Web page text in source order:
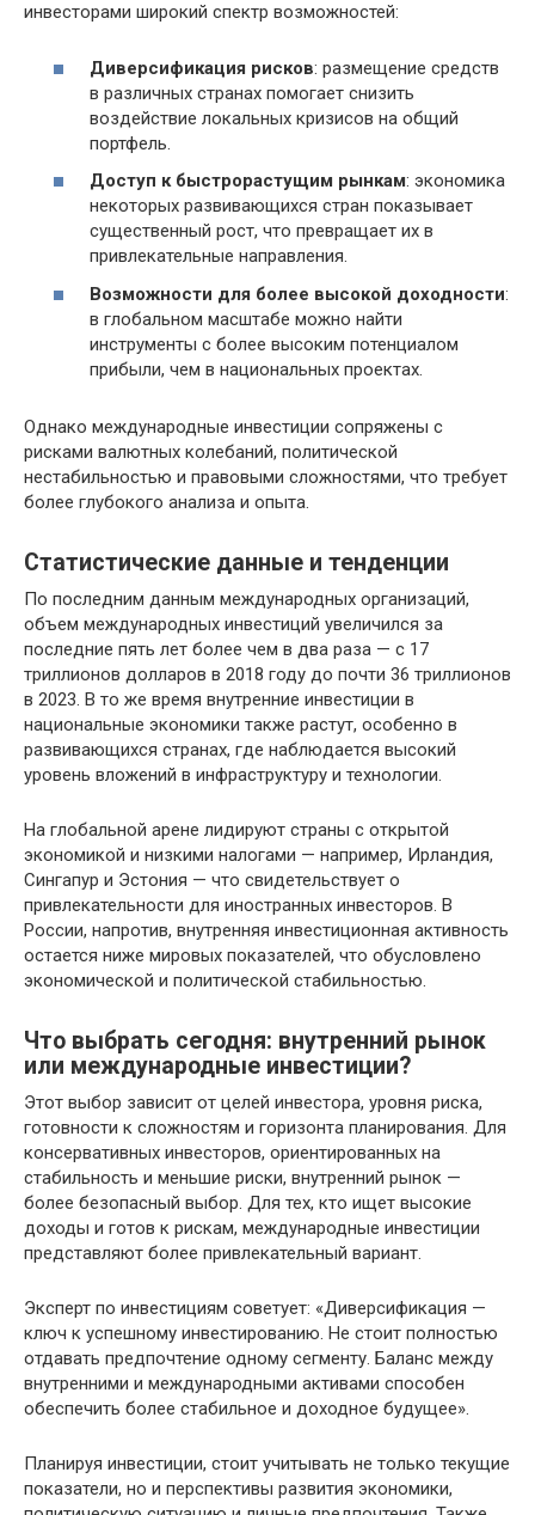
инвесторами широкий спектр возможностей:
Диверсификация рисков: размещение средств
в различных странах помогает снизить
воздействие локальных кризисов на общий
портфель.
Доступ к быстрорастущим рынкам: экономика
некоторых развивающихся стран показывает
существенный рост, что превращает их в
привлекательные направления.
Возможности для более высокой доходности:
в глобальном масштабе можно найти
инструменты с более высоким потенциалом
прибыли, чем в национальных проектах.
Однако международные инвестиции сопряжены с
рисками валютных колебаний, политической
нестабильностью и правовыми сложностями, что требует
более глубокого анализа и опыта.
Статистические данные и тенденции
По последним данным международных организаций,
объем международных инвестиций увеличился за
последние пять лет более чем в два раза — с 17
триллионов долларов в 2018 году до почти 36 триллионов
в 2023. В то же время внутренние инвестиции в
национальные экономики также растут, особенно в
развивающихся странах, где наблюдается высокий
уровень вложений в инфраструктуру и технологии.
На глобальной арене лидируют страны с открытой
экономикой и низкими налогами — например, Ирландия,
Сингапур и Эстония — что свидетельствует о
привлекательности для иностранных инвесторов. В
России, напротив, внутренняя инвестиционная активность
остается ниже мировых показателей, что обусловлено
экономической и политической стабильностью.
Что выбрать сегодня: внутренний рынок
или международные инвестиции?
Этот выбор зависит от целей инвестора, уровня риска,
готовности к сложностям и горизонта планирования. Для
консервативных инвесторов, ориентированных на
стабильность и меньшие риски, внутренний рынок —
более безопасный выбор. Для тех, кто ищет высокие
доходы и готов к рискам, международные инвестиции
представляют более привлекательный вариант.
Эксперт по инвестициям советует: «Диверсификация —
ключ к успешному инвестированию. Не стоит полностью
отдавать предпочтение одному сегменту. Баланс между
внутренними и международными активами способен
обеспечить более стабильное и доходное будущее».
Планируя инвестиции, стоит учитывать не только текущие
показатели, но и перспективы развития экономики,